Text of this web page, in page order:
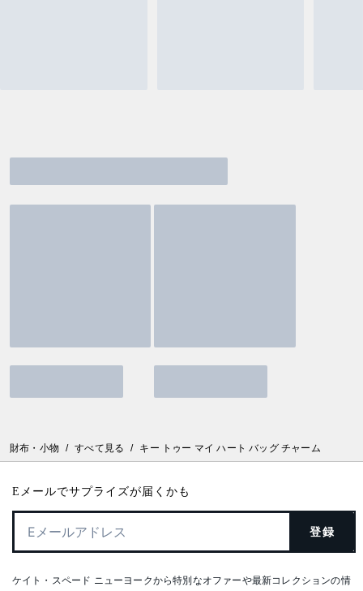
財布・小物 / すべて見る / キー トゥー マイ ハート バッグ チャーム
Eメールでサプライズが届くかも
登録
ケイト・スペード ニューヨークから特別なオファーや最新コレクションの情